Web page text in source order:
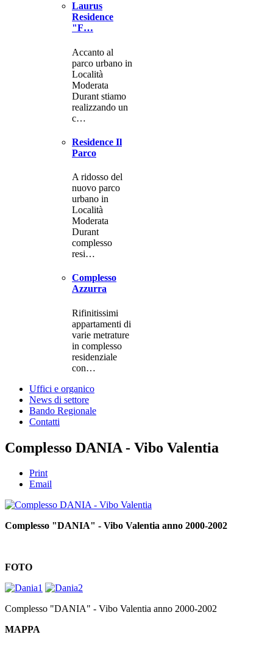
Laurus
Residence
"F…
Accanto al
parco urbano in
Località
Moderata
Durant stiamo
realizzando un
c…
Residence Il
Parco
A ridosso del
nuovo parco
urbano in
Località
Moderata
Durant
complesso
resi…
Complesso
Azzurra
Rifinitissimi
appartamenti di
varie metrature
in complesso
residenziale
con…
Uffici e organico
News di settore
Bando Regionale
Contatti
Complesso DANIA - Vibo Valentia
Print
Email
Complesso "DANIA" - Vibo Valentia anno 2000-2002
FOTO
Complesso "DANIA" - Vibo Valentia anno 2000-2002
MAPPA